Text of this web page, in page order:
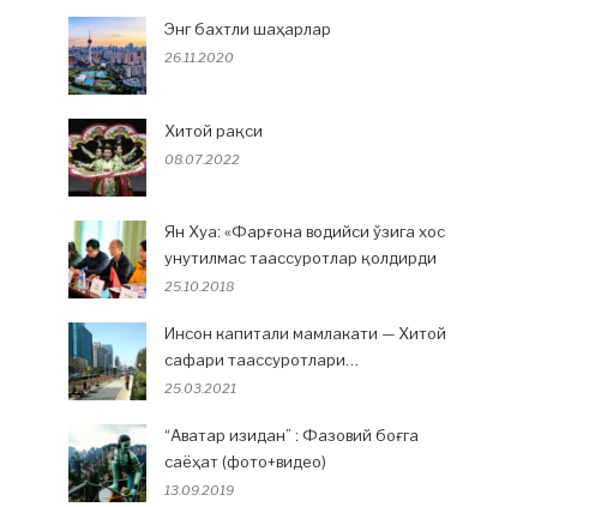
Энг бахтли шаҳарлар
26.11.2020
Хитой рақси
08.07.2022
Ян Хуа: «Фарғона водийси ўзига хос
унутилмас таассуротлар қолдирди
25.10.2018
Инсон капитали мамлакати — Хитой
сафари таассуротлари…
25.03.2021
“Аватар изидан” : Фазовий боғга
саёҳат (фото+видео)
13.09.2019